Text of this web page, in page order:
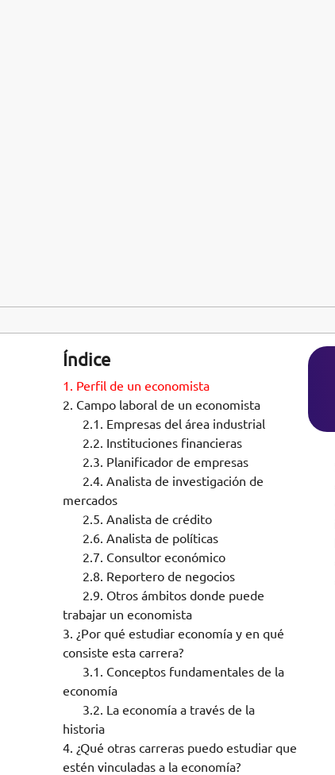
Índice
1. Perfil de un economista
2. Campo laboral de un economista
2.1. Empresas del área industrial
2.2. Instituciones financieras
2.3. Planificador de empresas
2.4. Analista de investigación de
mercados
2.5. Analista de crédito
2.6. Analista de políticas
2.7. Consultor económico
2.8. Reportero de negocios
2.9. Otros ámbitos donde puede
trabajar un economista
3. ¿Por qué estudiar economía y en qué
consiste esta carrera?
3.1. Conceptos fundamentales de la
economía
3.2. La economía a través de la
historia
4. ¿Qué otras carreras puedo estudiar que
estén vinculadas a la economía?